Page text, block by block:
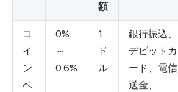
額
コ
イ
ン
ベ
0%
～
0.6%
1
ド
ル
銀行振込、
デビットカ
ード、電信
送金、